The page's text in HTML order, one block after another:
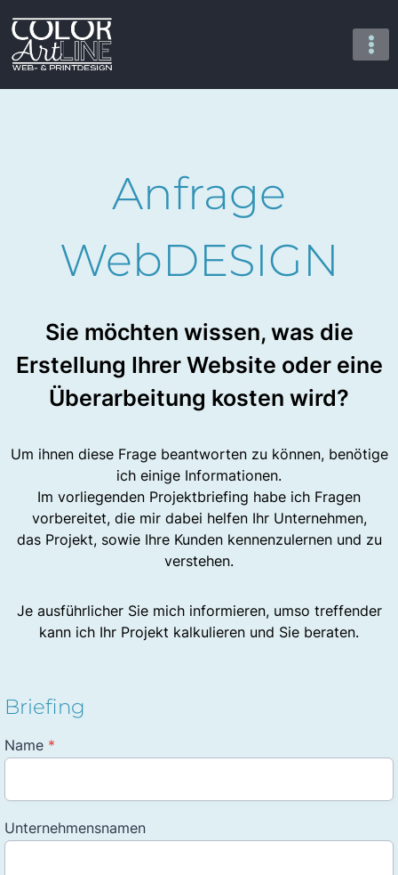
Inhalt
springen
Anfrage
WebDESIGN
Sie möchten wissen, was die
Erstellung Ihrer Website oder eine
Überarbeitung kosten wird?
Um ihnen diese Frage beantworten zu können, benötige
ich einige Informationen.
Im vorliegenden Projektbriefing habe ich Fragen
vorbereitet, die mir dabei helfen Ihr Unternehmen,
das Projekt, sowie Ihre Kunden kennenzulernen und zu
verstehen.
Je ausführlicher Sie mich informieren, umso treffender
kann ich Ihr Projekt kalkulieren und Sie beraten.
Briefing
Name *
Unternehmensnamen